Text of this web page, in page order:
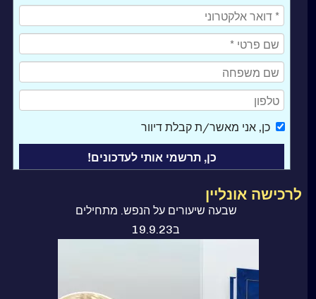
כן, אני מאשר/ת קבלת דיוור
לרכישה אונליין
שבעה שיעורים על הנפש. מתחילים
ב19.9.23